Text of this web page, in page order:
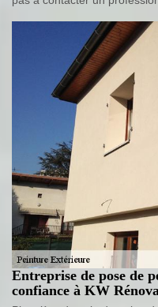
Entreprise de pose de
confiance à KW